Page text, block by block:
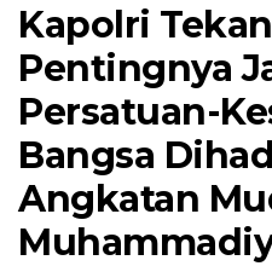
Kapolri
Pentingnya
Persatuan-
Bangsa
Angkatan